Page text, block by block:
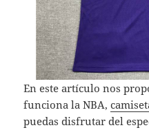
En este artículo nos
funciona la NBA,
puedas disfrutar del